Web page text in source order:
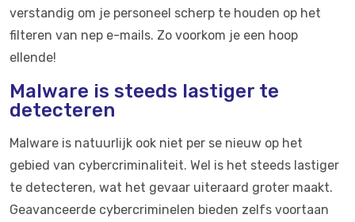
verstandig om je personeel scherp te houden op het
filteren van nep e-mails. Zo voorkom je een hoop
ellende!
Malware is steeds lastiger te
detecteren
Malware is natuurlijk ook niet per se nieuw op het
gebied van cybercriminaliteit. Wel is het steeds lastiger
te detecteren, wat het gevaar uiteraard groter maakt.
Geavanceerde cybercriminelen bieden zelfs voortaan